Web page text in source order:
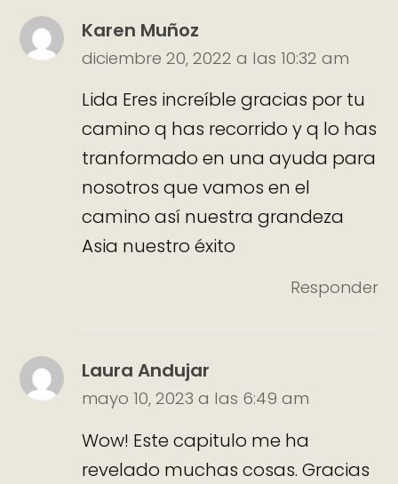
Karen Muñoz
diciembre 20, 2022 a las 10:32 am
Lida Eres increíble gracias por tu
camino q has recorrido y q lo has
tranformado en una ayuda para
nosotros que vamos en el
camino así nuestra grandeza
Asia nuestro éxito
Responder
Laura Andujar
mayo 10, 2023 a las 6:49 am
Wow! Este capitulo me ha
revelado muchas cosas. Gracias